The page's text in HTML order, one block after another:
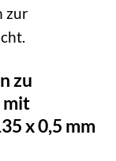
zur
zu
mit
x 0,5 mm